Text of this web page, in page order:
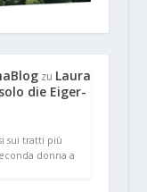
zu Laura
die Eiger-
sui tratti più
donna a